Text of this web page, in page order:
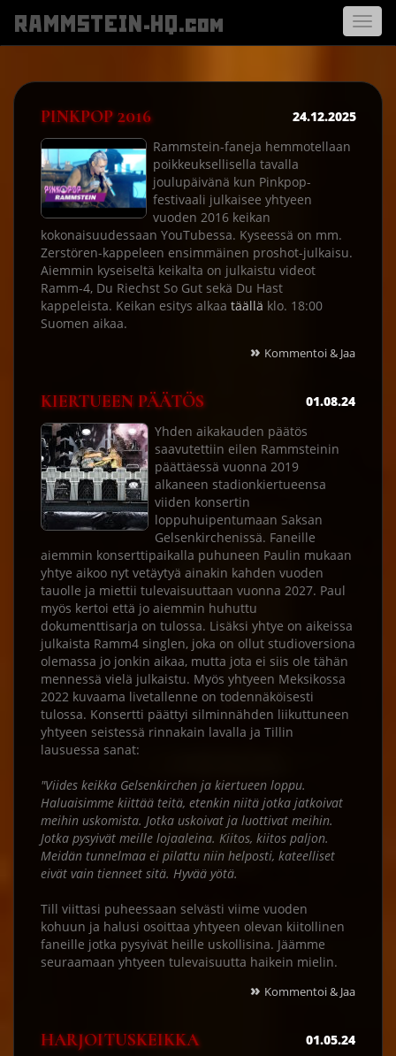
Avaa
RAMMSTEIN-HQ.com
PINKPOP 2016
24.12.2025
Rammstein-faneja hemmotellaan
poikkeuksellisella tavalla
joulupäivänä kun Pinkpop-
festivaali julkaisee yhtyeen
vuoden 2016 keikan
kokonaisuudessaan YouTubessa. Kyseessä on mm.
Zerstören-kappeleen ensimmäinen proshot-julkaisu.
Aiemmin kyseiseltä keikalta on julkaistu videot
Ramm-4, Du Riechst So Gut sekä Du Hast
kappeleista. Keikan esitys alkaa täällä klo. 18:00
Suomen aikaa.
» Kommentoi & Jaa
KIERTUEEN PÄÄTÖS
01.08.24
Yhden aikakauden päätös
saavutettiin eilen Rammsteinin
päättäessä vuonna 2019
alkaneen stadionkiertueensa
viiden konsertin
loppuhuipentumaan Saksan
Gelsenkirchenissä. Faneille
aiemmin konserttipaikalla puhuneen Paulin mukaan
yhtye aikoo nyt vetäytyä ainakin kahden vuoden
tauolle ja miettii tulevaisuuttaan vuonna 2027. Paul
myös kertoi että jo aiemmin huhuttu
dokumenttisarja on tulossa. Lisäksi yhtye on aikeissa
julkaista Ramm4 singlen, joka on ollut studioversiona
olemassa jo jonkin aikaa, mutta jota ei siis ole tähän
mennessä vielä julkaistu. Myös yhtyeen Meksikossa
2022 kuvaama livetallenne on todennäköisesti
tulossa. Konsertti päättyi silminnähden liikuttuneen
yhtyeen seistessä rinnakain lavalla ja Tillin
lausuessa sanat:
"Viides keikka Gelsenkirchen ja kiertueen loppu.
Haluaisimme kiittää teitä, etenkin niitä jotka jatkoivat
meihin uskomista. Jotka uskoivat ja luottivat meihin.
Jotka pysyivät meille lojaaleina. Kiitos, kiitos paljon.
Meidän tunnelmaa ei pilattu niin helposti, kateelliset
eivät vain tienneet sitä. Hyvää yötä.
Till viittasi puheessaan selvästi viime vuoden
kohuun ja halusi osoittaa yhtyeen olevan kiitollinen
faneille jotka pysyivät heille uskollisina. Jäämme
seuraamaan yhtyeen tulevaisuutta haikein mielin.
» Kommentoi & Jaa
HARJOITUSKEIKKA
01.05.24